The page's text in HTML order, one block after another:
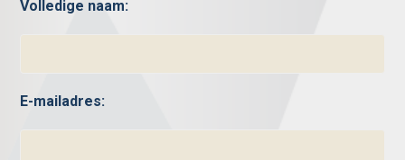
Volledige naam:
E-mailadres: